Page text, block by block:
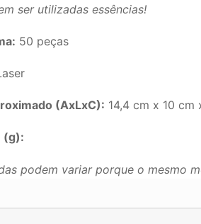
ser utilizadas essências!
50 peças
(AxLxC): 14,4 cm x 10 cm
(g):
podem variar porque o mesmo